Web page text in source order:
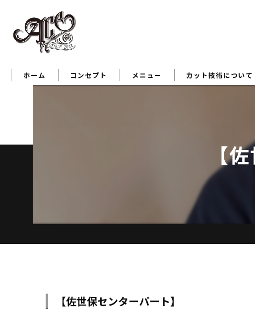
ホーム コンセプト メニュー カット技術について
【
【佐世保センターパート】